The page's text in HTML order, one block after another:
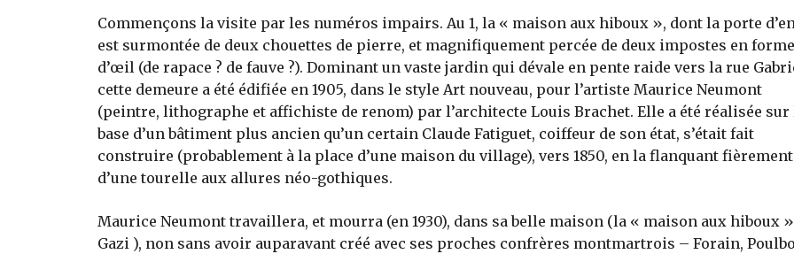
Commençons la visite par les numéros impairs. Au 1, la « maison aux hiboux », dont la porte
est surmontée de deux chouettes de pierre, et magnifiquement percée de deux impostes en forme
d’œil (de rapace ? de fauve ?). Dominant un vaste jardin qui dévale en pente raide vers la rue
cette demeure a été édifiée en 1905, dans le style Art nouveau, pour l’artiste Maurice Neumont
(peintre, lithographe et affichiste de renom) par l’architecte Louis Brachet. Elle a été réalisée sur
base d’un bâtiment plus ancien qu’un certain Claude Fatiguet, coiffeur de son état, s’était fait
construire (probablement à la place d’une maison du village), vers 1850, en la flanquant fièrement
d’une tourelle aux allures néo-gothiques.
Maurice Neumont travaillera, et mourra (en 1930), dans sa belle maison (la « maison aux hiboux
Gazi ), non sans avoir auparavant créé avec ses proches confrères montmartrois – Forain,